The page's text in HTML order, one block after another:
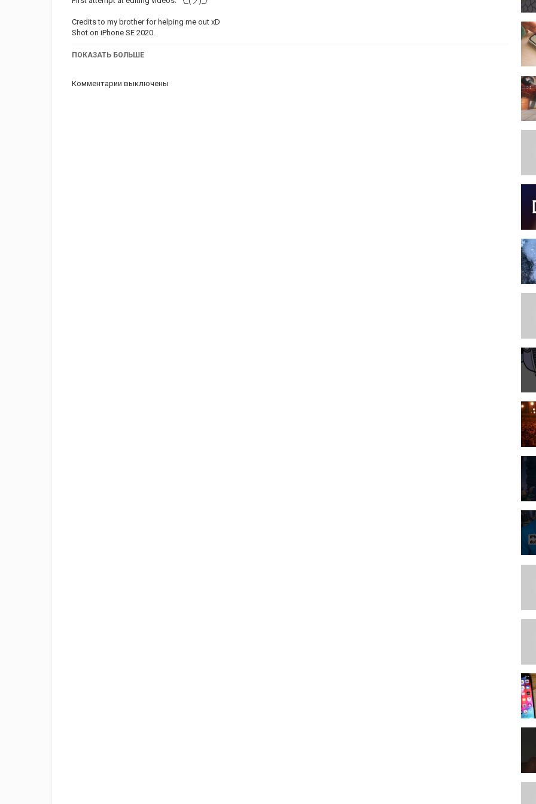
Credits to my brother for helping me out xD
Shot on iPhone SE 2020.
Music:https://youtu.be/DBR76E0WeqQ
ПОКАЗАТЬ БОЛЬШЕ
Комментарии выключены